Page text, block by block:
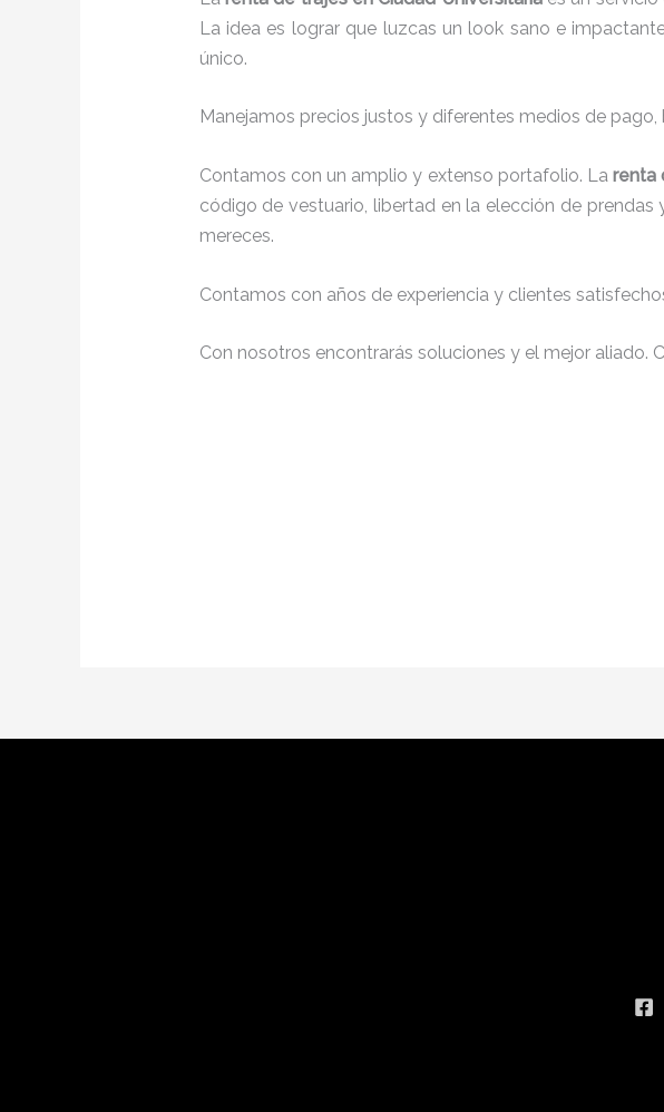
La idea es lograr que luzcas un look sano e
único.
Manejamos precios justos y diferentes medios de
Contamos con un amplio y extenso portafolio. Larenta
código de vestuario, libertad en la elección de
mereces.
Contamos con años de experiencia y clientes
Con nosotros encontrarás soluciones y el mejor aliado.